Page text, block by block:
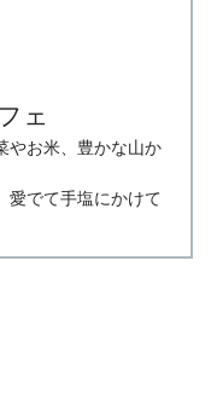
ェ
やお米、豊かな山か
愛でて手塩にかけて